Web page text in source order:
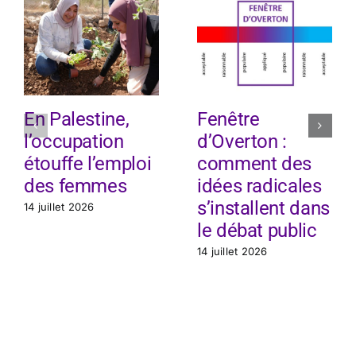
En Palestine,
l’occupation
étouffe l’emploi
des femmes
14 juillet 2026
Fenêtre
d’Overton :
comment des
idées radicales
s’installent dans
le débat public
14 juillet 2026